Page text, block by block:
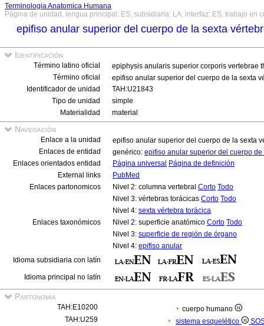
Terminologia Anatomica Humana
Página de unidad, lengua principal: ES, subsidiaria: LA, interfaz: ES, trabajo en
epifiso anular superior del cuerpo de la sexta
Identificación
Término latino oficial
epiphysis anularis superior corporis vertebrae
Término oficial
epifiso anular superior del cuerpo de la sexta
Identificador de unidad
TAH:U21843
Tipo de unidad
simple
Materialidad
material
Navegación
Enlace a la unidad
epifiso anular superior del cuerpo de la sexta
Enlaces de entidad
genérico: epifiso anular superior del cuerpo
Enlaces orientados entidad
Página universal Página de definición
External links
PubMed
Enlaces partonomicos
Nivel 2: columna vertebral Corto Todo
Nivel 3: vértebras torácicas Corto Todo
Nivel 4: sexta vértebra torácica
Enlaces taxonómicos
Nivel 2: superficie anatómico Corto Todo
Nivel 3: superficie de región de órgano
Nivel 4: epifiso anular
Idioma subsidiaria con latín
Idioma principal no latín
Partonomia
TAH:E10200
cuerpo humano
TAH:U259
sistema esquelético